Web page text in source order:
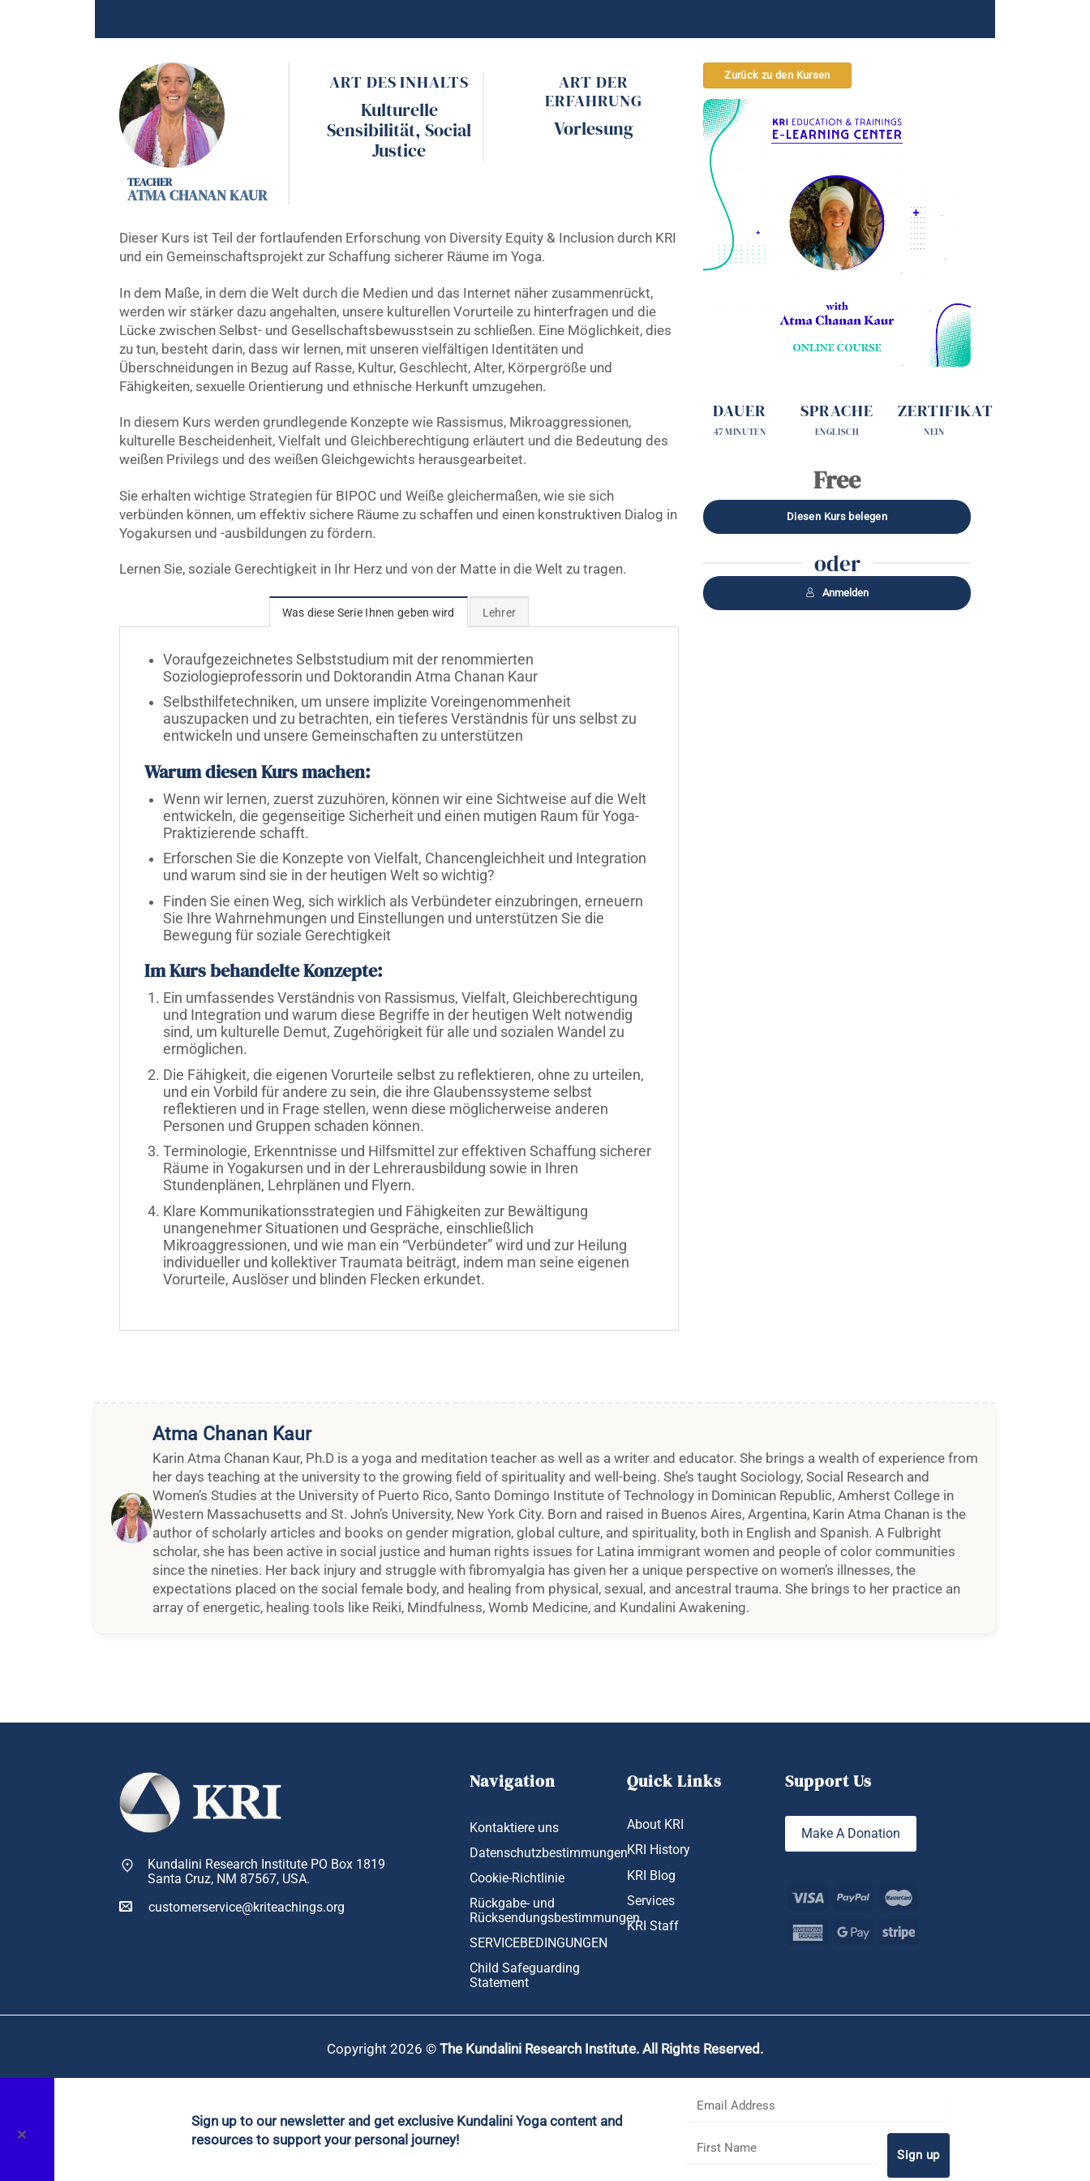
ATMA CHANAN KAUR
ART DES INHALTS
Kulturelle
Sensibilität, Social
Justice
ART DER
ERFAHRUNG
Vorlesung
Dieser Kurs ist Teil der fortlaufenden Erforschung von Diversity Equity & Inclusion durch KRI
und ein Gemeinschaftsprojekt zur Schaffung sicherer Räume im Yoga.
In dem Maße, in dem die Welt durch die Medien und das Internet näher zusammenrückt,
werden wir stärker dazu angehalten, unsere kulturellen Vorurteile zu hinterfragen und die
Lücke zwischen Selbst- und Gesellschaftsbewusstsein zu schließen. Eine Möglichkeit, dies
zu tun, besteht darin, dass wir lernen, mit unseren vielfältigen Identitäten und
Überschneidungen in Bezug auf Rasse, Kultur, Geschlecht, Alter, Körpergröße und
Fähigkeiten, sexuelle Orientierung und ethnische Herkunft umzugehen.
In diesem Kurs werden grundlegende Konzepte wie Rassismus, Mikroaggressionen,
kulturelle Bescheidenheit, Vielfalt und Gleichberechtigung erläutert und die Bedeutung des
weißen Privilegs und des weißen Gleichgewichts herausgearbeitet.
Sie erhalten wichtige Strategien für BIPOC und Weiße gleichermaßen, wie sie sich
verbünden können, um effektiv sichere Räume zu schaffen und einen konstruktiven Dialog in
Yogakursen und -ausbildungen zu fördern.
Lernen Sie, soziale Gerechtigkeit in Ihr Herz und von der Matte in die Welt zu tragen.
Was diese Serie Ihnen geben wird Lehrer
Voraufgezeichnetes Selbststudium mit der renommierten
Soziologieprofessorin und Doktorandin Atma Chanan Kaur
Selbsthilfetechniken, um unsere implizite Voreingenommenheit
auszupacken und zu betrachten, ein tieferes Verständnis für uns selbst zu
entwickeln und unsere Gemeinschaften zu unterstützen
Warum diesen Kurs machen:
Wenn wir lernen, zuerst zuzuhören, können wir eine Sichtweise auf die Welt
entwickeln, die gegenseitige Sicherheit und einen mutigen Raum für Yoga-
Praktizierende schafft.
Erforschen Sie die Konzepte von Vielfalt, Chancengleichheit und Integration
und warum sind sie in der heutigen Welt so wichtig?
Finden Sie einen Weg, sich wirklich als Verbündeter einzubringen, erneuern
Sie Ihre Wahrnehmungen und Einstellungen und unterstützen Sie die
Bewegung für soziale Gerechtigkeit
Im Kurs behandelte Konzepte:
Ein umfassendes Verständnis von Rassismus, Vielfalt, Gleichberechtigung
und Integration und warum diese Begriffe in der heutigen Welt notwendig
sind, um kulturelle Demut, Zugehörigkeit für alle und sozialen Wandel zu
ermöglichen.
Die Fähigkeit, die eigenen Vorurteile selbst zu reflektieren, ohne zu urteilen,
und ein Vorbild für andere zu sein, die ihre Glaubenssysteme selbst
reflektieren und in Frage stellen, wenn diese möglicherweise anderen
Personen und Gruppen schaden können.
Terminologie, Erkenntnisse und Hilfsmittel zur effektiven Schaffung sicherer
Räume in Yogakursen und in der Lehrerausbildung sowie in Ihren
Stundenplänen, Lehrplänen und Flyern.
Klare Kommunikationsstrategien und Fähigkeiten zur Bewältigung
unangenehmer Situationen und Gespräche, einschließlich
Mikroaggressionen, und wie man ein “Verbündeter” wird und zur Heilung
individueller und kollektiver Traumata beiträgt, indem man seine eigenen
Vorurteile, Auslöser und blinden Flecken erkundet.
Zurück zu den Kursen
DAUER
47 MINUTEN
SPRACHE
ENGLISCH
ZERTIFIKAT
NEIN
Free
oder
Anmelden
Atma Chanan Kaur
Karin Atma Chanan Kaur, Ph.D is a yoga and meditation teacher as well as a writer and educator. She brings a wealth of experience from
her days teaching at the university to the growing field of spirituality and well-being. She’s taught Sociology, Social Research and
Women’s Studies at the University of Puerto Rico, Santo Domingo Institute of Technology in Dominican Republic, Amherst College in
Western Massachusetts and St. John’s University, New York City. Born and raised in Buenos Aires, Argentina, Karin Atma Chanan is the
author of scholarly articles and books on gender migration, global culture, and spirituality, both in English and Spanish. A Fulbright
scholar, she has been active in social justice and human rights issues for Latina immigrant women and people of color communities
since the nineties. Her back injury and struggle with fibromyalgia has given her a unique perspective on women’s illnesses, the
expectations placed on the social female body, and healing from physical, sexual, and ancestral trauma. She brings to her practice an
array of energetic, healing tools like Reiki, Mindfulness, Womb Medicine, and Kundalini Awakening.
Kundalini Research Institute PO Box 1819
Santa Cruz, NM 87567, USA.
customerservice@kriteachings.org
Navigation
Kontaktiere uns
Datenschutzbestimmungen
Cookie-Richtlinie
Rückgabe- und
Rücksendungsbestimmungen
SERVICEBEDINGUNGEN
Child Safeguarding
Statement
Quick Links
About KRI
KRI History
KRI Blog
Services
KRI Staff
Support Us
Make A Donation
Copyright 2026 © The Kundalini Research Institute. All Rights Reserved.
✕
Sign up to our newsletter and get exclusive Kundalini Yoga content and
resources to support your personal journey!
Sign up